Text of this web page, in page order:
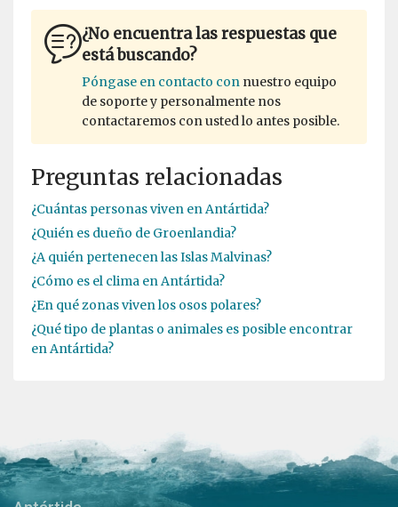
¿No encuentra las respuestas que
está buscando?
Póngase en contacto con nuestro equipo
de soporte y personalmente nos
contactaremos con usted lo antes posible.
Preguntas relacionadas
¿Cuántas personas viven en Antártida?
¿Quién es dueño de Groenlandia?
¿A quién pertenecen las Islas Malvinas?
¿Cómo es el clima en Antártida?
¿En qué zonas viven los osos polares?
¿Qué tipo de plantas o animales es posible encontrar
en Antártida?